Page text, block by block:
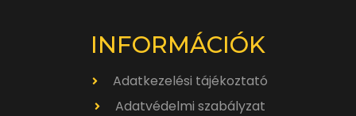
INFORMÁCIÓK
Adatkezelési tájékoztató
Adatvédelmi szabályzat